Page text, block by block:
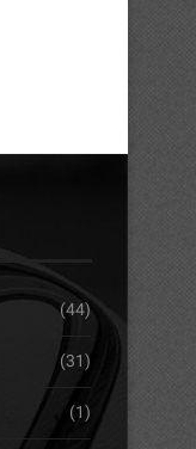
(44)
(31)
(1)